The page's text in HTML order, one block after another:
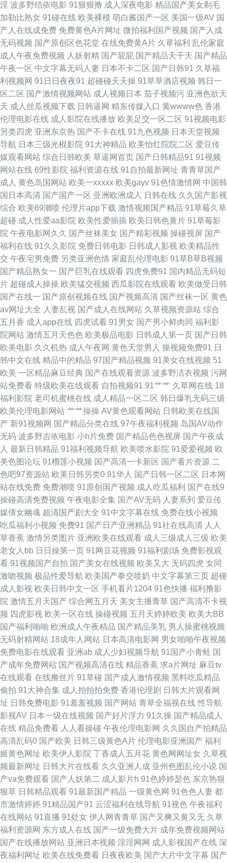
豆精品在线 av在线资源网站 91巨炮 91豆花官网 操B视频日韩 超碰蜜臀91上
传 91视频在线观看导航 黑丝视频 色五月婷婷亚洲天堂 91高清图片在线观看
视频 豆花视频网址 日本a爱做 91大神最新地址 AV激情综合网 欧美成人精品
中文字幕十六区 超碰操人人 久久九九 探花传媒在线 91自慰喷水 人妻熟女视
频一区二区 91免费福利视频 成人小视频资源库 玖玖视频黄色 天堂网
2010aU 91视频国产高清 海角社区avvv 三级网址直接免费 俺去也欧洲综合
男人的天堂理论片 91大神看片网 最新先锋资源av 影音先锋亚洲第9页 精东
ab 老司机视频入口 激情五月天短篇小说 91情侣视频 青青草视频 亚洲av高
清在线观看 91视频在线播放网站高清 91九色蝌蚪视频 久草网站 女同另类专
区久 内射校园大片 91一区视频 91茄子豆包色虎 后入妹妹 熟妇偷拍 91色天
堂 国产和日韩毛片 欧美视频在线观看免费 91九色熟女旧板 东京热com91 欧
美成人免费专区 91黄色视频网址 福利影院啪啪啪AV 91在线官网 九一福利黄
色 四虎剧院永久 熟女共享97 91视频porn蝌蚪 a福利在线啊 91麻豆精产国品
久久国产精品69 欧色图久 91性视频网 不卡三区 TS赵恩静 黄色W网站 女优
电影 91黑丝自慰 91社在线观看精品 91在线视频福利 日韩国产在线 无码不
卡熟妇 一区二区不卡国产 91黄色网页 91社黄网 超碰免费91 高清无码一本
二本 福利姬网址欧美 97欧美浮力 日本欧美视频 91精品免费视频在线观看 国
产精品久久精品久久 日韩三级在线资源 91污网站 91超碰人妻 国产精品久久
亚 午夜成人 91tv视频 国产黄色免费性交 蜜桃视频免费在线观看 日韩精品首
页 午夜剧场爱爱 91福利网站在线观看 91制作视频在线 操碰91V 另类先锋变
态 91yv在线观看 四虎yy2 在线伦理HD 91啪国产视频 91在线公开视频 大香
蕉伊人天堂 五月婷婷激情深爱网 91在线免费观看地址 蜜桃成人免费网站
91n在线视频免费观看 成人五区 人妻人人干av亚洲 91视色 久久午夜剧场 在
线不卡av小电影 草莓逼网络 欧美亚性交 91超碰色综合 操逼色播 男人天堂视
频网 影音先锋成人电影 91制作视频在线 青青久久草AV 91黑丝欧美 AV不卡
电影网站 天堂色豆花555 91社久久网 精品热热色色 香蕉视频污在线观看 95
看片亚洲伦理片 先锋制服丝袜人妻 福利姬91 日本在线不卡啊 91碰视频 九一
精品视频在线观看 亚洲丝浆 99福利姬 男人社区导航 中文字幕人妻熟女人妻
玖玖一剧情 91传媒天天看 国产精品超碰在线 日韩综合社区在线观看 91热导
航网址 九一视频在线视频 www九九热 人妻日韩精品中文 91亚洲精华 男人
天堂综合网 91国产导航 黄视在观看费自黄 肏屄蝌蚪制片厂 岛国网址 五月丁
香影视 91无码导航 九一色交 91福利资源站 国产专区中文字幕 亚洲先锋AV
无码高清 1024视频在线一区 国产精品第页 深爱激情五月网 91秦先生在线
黄色欧美日韩 91大神视频在线播放网站 国产一区综合 亚洲精品无码一区二
淫 波多野结依电影 91狠狠撸 成人深夜电影 精品国产美女剃毛
加勒比熟女 91碰在线 欧美裸模 萌白酱国产一区 美国一级AV 国
产人在线成免费 免费黄色A片网址 微拍福利国产视频 国产人成
无码视频 国产原创区色花堂 在线免费黄A片 久草福利 乱伦家庭
成人午夜免费视频 人妖射精 国产屁屁 国产精品天干天 国产精品
午夜一区 中文字幕无码人妻 日本不卡二区 国产日韩91 久草福
利视频网 91日日夜夜91 超碰碰天天操 91草草酒店视频 韩日一
区二区 国产激情视频网站 成人视频日本 茄子视频污 亚洲色欲天
天 成人丝瓜视频下载 日韩逼网 精东传媒入口 黄wwww色 香港
伦理电影在线 成人影院在线播放 欧美足交一区二区 91视频电影
另类四虎 亚洲东京热 国产不卡在线 91九色视频 日本天堂视频
导航 日本三级光棍影院 91大神精品 欧美怡红院院二区 爱豆传
媒观看网站 综合日韩欧美 草逼网首页 国产日韩精品91 91视频
网站在线 69性影院 福利资源在线 91自拍最新网址 青青草国产
成人 黄色岛国网站 欧美一xxxxx 欧美gayv 91色情激情网 中国韩
国日本高清 国产国产一区 亚洲欧洲成人 日韩在线 久久国产影视
综合 欧美69潮喷 伦理片app下载 激情视频国产精品 91草莓久草
超碰 成人性爱aa影院 欧美性爱插插 欧美日韩色黄片 91草莓影
院 午夜电影网久久 国产丝袜美女 国产精彩视频 操碰视屏 国产
福利在线 91久久影院 免费日韩电影 日韩成人影视 欧美精品性
交 午夜宅男免费 另类亚洲色情 家庭乱伦理电影 91草B草B视频
国产精品熟女一 国产巨乳在线观看 四虎免费91 国内精品无码短
片 超碰成人操操 欧美猛交视频 西瓜影院在线观看 欧美做受日韩
国产在线一 国产原创视频在线 国产视频高清 国产丝袜一区 黄色
av网址大全 人妻乱视 国产成人在线网站 久草视频资源站 综合
五月香 成人app在线 四虎试看 91男女 国产男小鲜肉同 福利影
院网站 激情五月天色色 欧美极品电影 日韩成人第一页 国产日韩
欧美电影 久久机热 成人午夜网 黄色天堂男人 操视频免费91 日
韩中文在线 精品中的精品 97国产精品视频 91美女在线视频 51
欧美 一区精品麻豆经典 国产在线观看资源 波多野洁衣视频 污网
站免费看 特级欧美在线观看 自拍视频91 91艹艹 久草网在线 18
福利影院 老司机蜜桃在线 成人精品一区二区 韩日爆乳无码三级
欧美伦理电影网站 艹艹操操 AV黄色观看网站 日韩欧美在线国
产 新91视频网 国产精品分类在线 97午夜福利视频 岛国AV动作
无码 波多野吉依电影 小h片免费 国产精品色色视屏 国产午夜成
人 最新日韩精品 91福利视频导航 欧美喷水影院 91爱爱视频 欧
美色图论坛 91榴莲小视频 国产高清一卡新区 国产看片资源 二
色吧97资源站 欧美日韩另类0 91华人 国产日韩一区二区 日本网
站在线免费 免费潮喷 91原创国产视频 成人吃瓜福利 国产在线9
操碰高清免费视频 午夜电影全集 国产AV无码 人妻系列 爱豆传
媒倩女幽魂 超清国产剧大全 91中文字幕在线 免费在线小视频
吃瓜福利小视频 免费91 国产日产亚洲精品 91社在线高清 人人
草香蕉 激情另类图片 亚洲欧美在线观看 成人三级成人三级 欧美
老女人bb 日日操第一页 91网豆花视频 91福利剧场 免费影视观
看 91视频国产自拍 国产美女在线视频 欧美又大 无码四虎 女同
激吻视频 极品性爱导航 欧美国产拳交喷奶 中文字幕第三页 超碰
成人影视 欧美日韩中文一区 手机看片1204 91色快播 福利撸影
院 激情五月天国产 综合网五月天 美女主播青草 国产高清不卡视
频 四虎影视 欧美一区在线 操碰视频 五月天婷婷欧美 欧美大BB
国产福利啪啪 欧洲成人午夜精品 国产精品美乳 男人操蜜桃视频
无码射精网站 18成年人网站 日本高清电影网 男女啪啪午夜视频
免费电影在线观看 亚洲ab 成人少妇视频导航 91国产小青蛙 国
产成年免费网站 国产视频高清在线 精品香蕉 求a片网址 麻豆tv
在线观看 在线撸丝片 91草碰 国产成人激情视频 黑料吃瓜精品
偷拍 91大神合集 成人拍拍拍免费 香港伦理剧 日韩大片观看网
址 日韩免费电影 91羞羞视频 国产网站 青草全福视在线 性导航
影视AV 日本一级在线视频 国产好片浮力 91久操 国产精品成人
在线 精品免费看 人人看操碰 午夜伦理电影网 久久国自产拍精品
高清乱码0 国产欧美 日韩三级黄色A片 伦理电影亚洲国产 福利
姬黄色网址 欧美伊人影院 丁香成人五月花 黄色网网址女 久草视
频最新网址 日韩大片在线看 久久亚洲人成 亚州色图乱伦小说 国
产va免费观看 国产人妖第二 成人影片h 91色婷婷瑟色 东京热狠
狠草 日韩精品观看 91最新国产精品 一级黄色网 91色色人妻 都
市激情婷婷 91精品国产91 云涩福利在线导航 91视色 午夜福利
在线网站 91直播 91处女 伊人网青青草 国产又爽又黄又无 久草
福利资源网 东方成人在线 国产一级免费大片 成年免费视频网站
国产在线播放网站 亚洲日本视频 淫淫网网 成人影视国产在线 深
夜福利网址 欧美在线免费看 日夜夜欧美 国产大片中文字幕 国产